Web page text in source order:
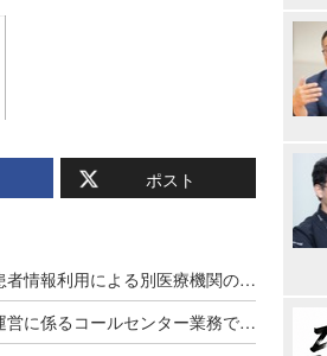
ポスト
宇都宮病院職員の患者情報利用による別医療機関のダイレクトメール郵送、調査の結果 直接的金銭的利益の受領が無いことを確認
「東京アプリ」の運営に係るコールセンター業務で1名の個人情報漏えい